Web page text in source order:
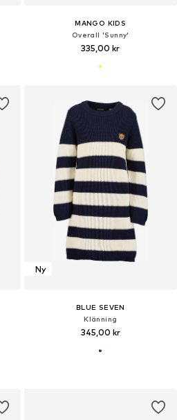
MANGO KIDS
Overall 'Sunny'
335,00 kr
Ny
BLUE SEVEN
Klänning
345,00 kr